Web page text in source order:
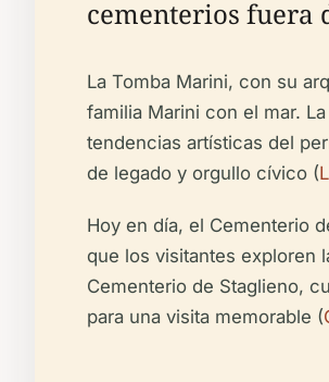
cementerios fuera
La Tomba Marini, con su
familia Marini con el mar.
tendencias artísticas del
de legado y orgullo cívico (
Hoy en día, el Cementerio
que los visitantes exploren
Cementerio de Staglieno,
para una visita memorable (